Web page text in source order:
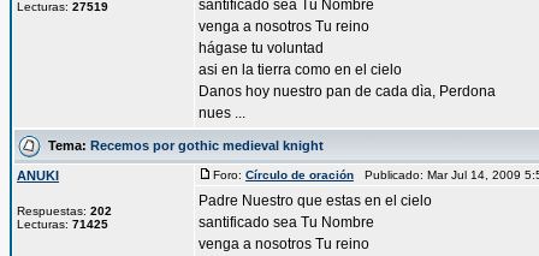
Lecturas: 27519
santificado sea Tu Nombre
venga a nosotros Tu reino
hágase tu voluntad
asi en la tierra como en el cielo
Danos hoy nuestro pan de cada dìa, Perdona
nues ...
Tema: Recemos por gothic medieval knight
ANUKI
Respuestas: 202
Lecturas: 71425
Foro: Círculo de oración Publicado: Mar Jul 14, 2009
Padre Nuestro que estas en el cielo
santificado sea Tu Nombre
venga a nosotros Tu reino